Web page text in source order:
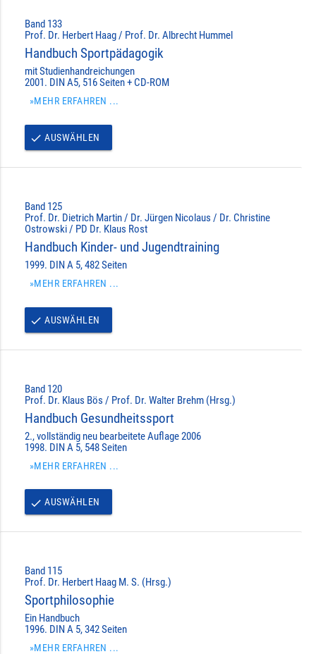
Band 133
Prof. Dr. Herbert Haag / Prof. Dr. Albrecht Hummel
Handbuch Sportpädagogik
mit Studienhandreichungen
2001. DIN A5, 516 Seiten + CD-ROM
»MEHR ERFAHREN ...
done AUSWÄHLEN
Band 125
Prof. Dr. Dietrich Martin / Dr. Jürgen Nicolaus / Dr. Christine
Ostrowski / PD Dr. Klaus Rost
Handbuch Kinder- und Jugendtraining
1999. DIN A 5, 482 Seiten
»MEHR ERFAHREN ...
done AUSWÄHLEN
Band 120
Prof. Dr. Klaus Bös / Prof. Dr. Walter Brehm (Hrsg.)
Handbuch Gesundheitssport
2., vollständig neu bearbeitete Auflage 2006
1998. DIN A 5, 548 Seiten
»MEHR ERFAHREN ...
done AUSWÄHLEN
Band 115
Prof. Dr. Herbert Haag M. S. (Hrsg.)
Sportphilosophie
Ein Handbuch
1996. DIN A 5, 342 Seiten
»MEHR ERFAHREN ...